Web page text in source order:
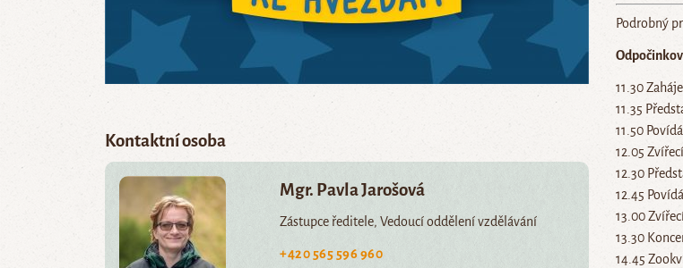
Podrobný
11.30
11.35
11.50
12.05
12.30
12.45
13.00
13.30
14.45
Kontaktní osoba
Mgr. Pavla Jarošová
Zástupce ředitele, Vedoucí oddělení vzdělávání
+420 565 596 960